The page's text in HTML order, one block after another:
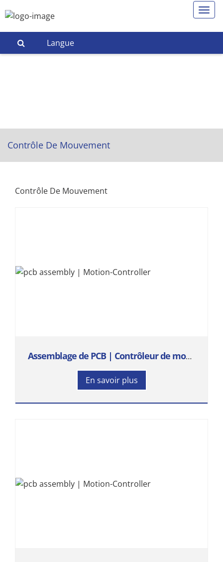
Langue
Contrôle De Mouvement
Contrôle De Mouvement
Assemblage de PCB | Contrôleur de mouvement
En savoir plus